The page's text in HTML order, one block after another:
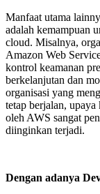
Manfaat utama
adalah kemampuan
cloud. Misalnya,
Amazon Web
kontrol keamanan
berkelanjutan dan
organisasi yang
tetap berjalan,
oleh AWS sangat
diinginkan terjadi.
Dengan adanya